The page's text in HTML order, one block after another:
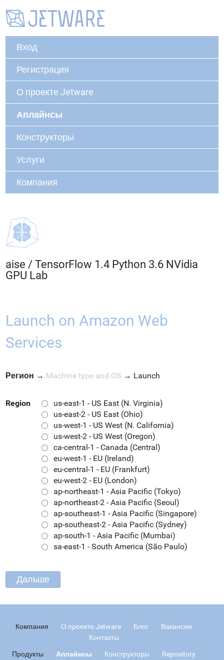
Вход
Регистрация
О проекте Jetware
Аплайнсы
Конструкторы
Услуги
Компания
aise / TensorFlow 1.4 Python 3.6 NVidia
GPU Lab
Launch on Amazon Web
Services
Регион → Machine type and OS → Launch
Region
us-east-1 - US East (N. Virginia)
us-east-2 - US East (Ohio)
us-west-1 - US West (N. California)
us-west-2 - US West (Oregon)
ca-central-1 - Canada (Central)
eu-west-1 - EU (Ireland)
eu-central-1 - EU (Frankfurt)
eu-west-2 - EU (London)
ap-northeast-1 - Asia Pacific (Tokyo)
ap-northeast-2 - Asia Pacific (Seoul)
ap-southeast-1 - Asia Pacific (Singapore)
ap-southeast-2 - Asia Pacific (Sydney)
ap-south-1 - Asia Pacific (Mumbai)
sa-east-1 - South America (São Paulo)
Компания О проекте Jetware Блог
Вакансии
Контакты
Продукты Аплайнсы Конструкторы
Repository